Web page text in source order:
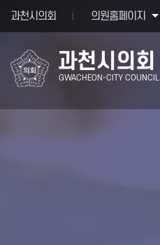
과천시의회 의원홈페이지
과천시의회
GWACHEON-CITY COUNCIL